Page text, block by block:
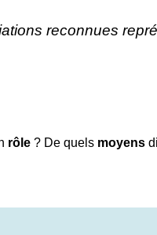
reconnues
rôle ? De quels moyens